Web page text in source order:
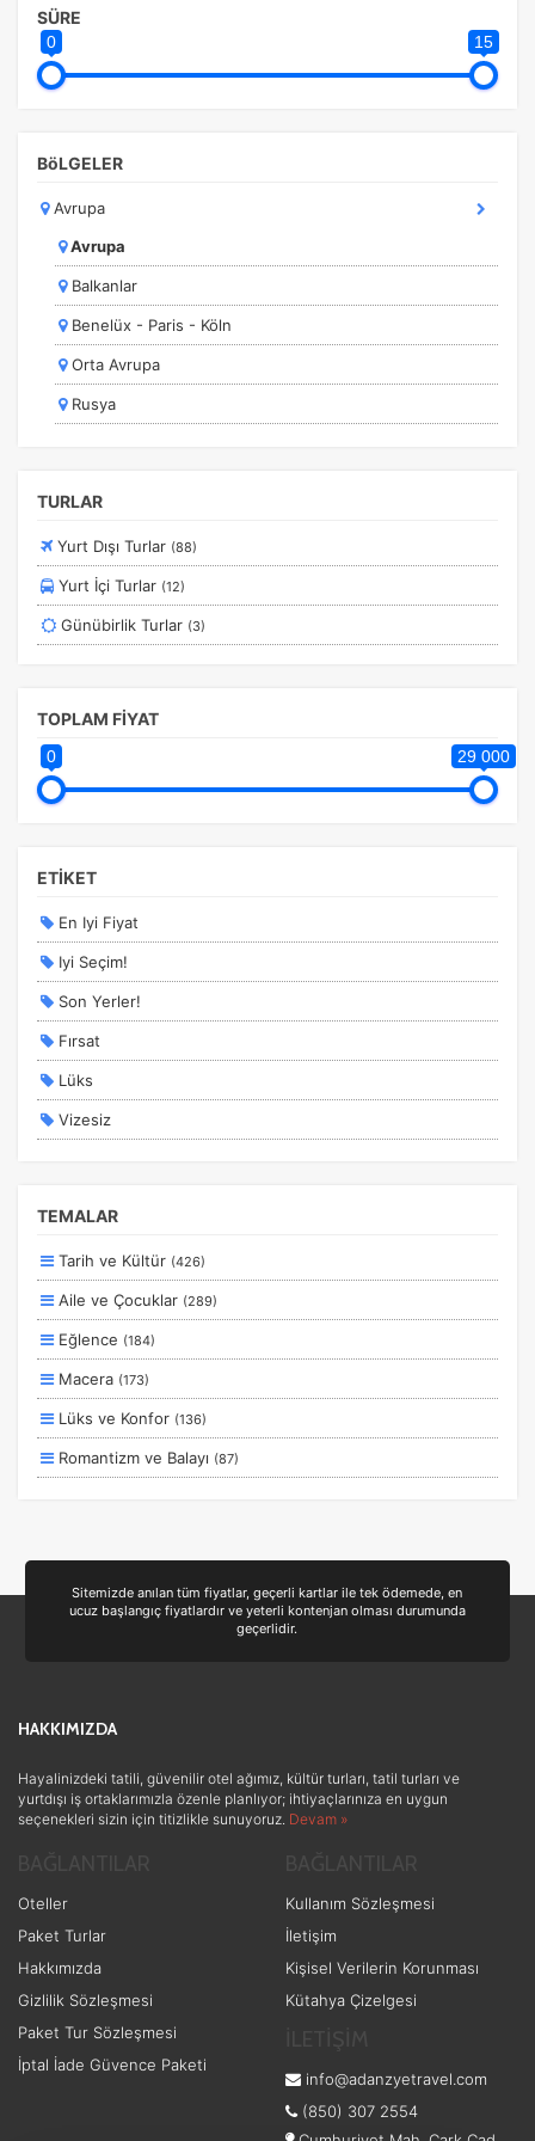
Pazarlama Çerezleri
edersiniz, ancak daha az alakalı olabilirler.
Tercihleri Kaydet
İstanbul Turları
Kahire - Hurghada Turları
Kültür Turları
Marmara Bölgesi
Marmaris Turları
Orta Avrupa Turları
Ramazan Bayramı Turları
Rusya Turları
Sömestir Turları
Turlar
SÜRE
0 15
BöLGELER
Avrupa
Avrupa
Balkanlar
Benelüx - Paris - Köln
Orta Avrupa
Rusya
Orta Doğu
Afrika
Ege
TURLAR
Yurt Dışı Turlar (88)
Yurt İçi Turlar (12)
Günübirlik Turlar (3)
TOPLAM FİYAT
0 29 000
ETİKET
En Iyi Fiyat
Iyi Seçim!
Son Yerler!
Fırsat
Lüks
Vizesiz
Planlanan
Otobüs Ile
Uçak Ile
Ekstralar Dahil
TEMALAR
Tarih ve Kültür (426)
Aile ve Çocuklar (289)
Eğlence (184)
Macera (173)
Lüks ve Konfor (136)
Romantizm ve Balayı (87)
Yiyecek ve İçecek(24)
Sağlık ve Güzellik
Sitemizde anılan tüm fiyatlar, geçerli kartlar ile tek ödemede, en
ucuz başlangıç fiyatlardır ve yeterli kontenjan olması durumunda
geçerlidir.
HAKKIMIZDA
Hayalinizdeki tatili, güvenilir otel ağımız, kültür turları, tatil turları ve
yurtdışı iş ortaklarımızla özenle planlıyor; ihtiyaçlarınıza en uygun
seçenekleri sizin için titizlikle sunuyoruz. Devam »
Oteller
Paket Turlar
Hakkımızda
Gizlilik Sözleşmesi
Paket Tur Sözleşmesi
İptal İade Güvence Paketi
Kullanım Sözleşmesi
İletişim
Kişisel Verilerin Korunması
Kütahya Çizelgesi
info@adanzyetravel.com
(850) 307 2554